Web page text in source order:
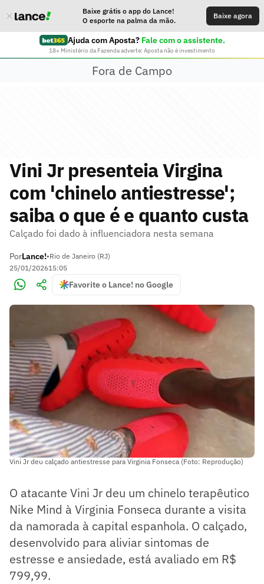
Baixe grátis o app do Lance!
O esporte na palma da mão.
Baixe agora
Ajuda com Aposta? Fale com o assistente.
18+ Ministério da Fazenda adverte: Aposta não é investimento
Fora de Campo
Vini Jr presenteia Virgina
com 'chinelo antiestresse';
saiba o que é e quanto custa
Calçado foi dado à influenciadora nesta semana
PorLance!•Rio de Janeiro (RJ)
25/01/202615:05
Favorite o Lance! no Google
Vini Jr deu calçado antiestresse para Virginia Fonseca (Foto: Reprodução)
O atacante Vini Jr deu um chinelo terapêutico
Nike Mind à Virginia Fonseca durante a visita
da namorada à capital espanhola. O calçado,
desenvolvido para aliviar sintomas de
estresse e ansiedade, está avaliado em R$
799,99.